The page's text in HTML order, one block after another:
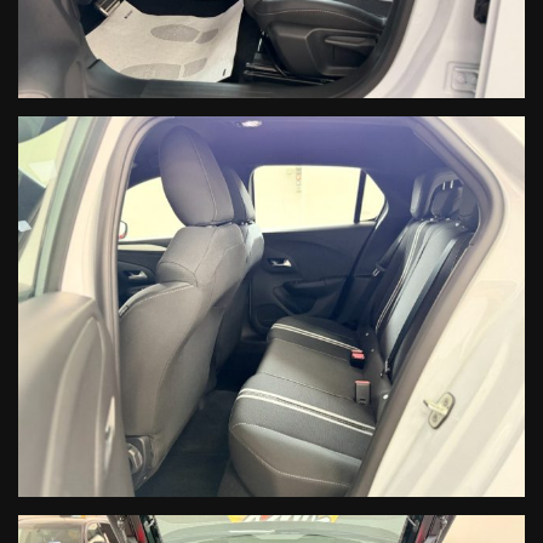
HAI
TROVATO
L'AUTO
CHE
CERCHI?
Compila
modulo
e ti
contatteremo
appena
l'auto
che
cerchi
sarà
disponibile